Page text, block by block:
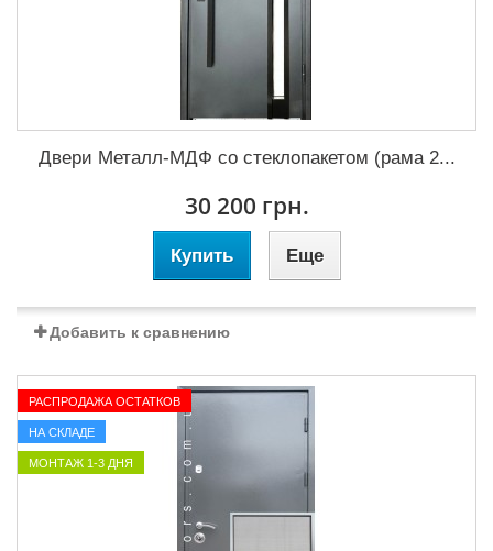
Двери Металл-МДФ со стеклопакетом (рама 2...
30 200 грн.
Купить Еще
Добавить к сравнению
РАСПРОДАЖА ОСТАТКОВ
НА СКЛАДЕ
МОНТАЖ 1-3 ДНЯ